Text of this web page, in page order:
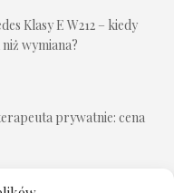
Klasy E W212 – kiedy
wymiana?
prywatnie: cena